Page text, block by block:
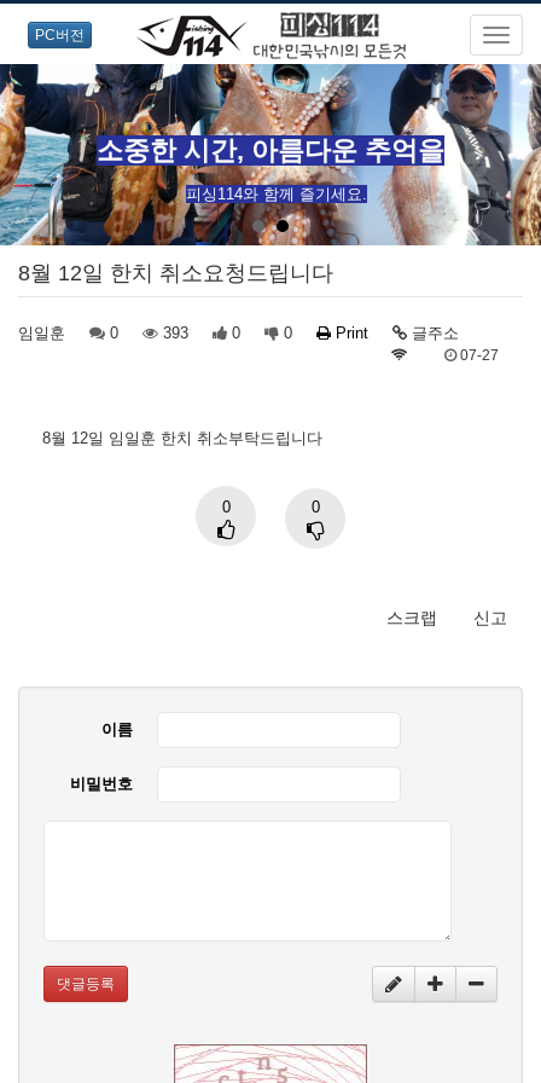
PC버전
소중한 시간, 아름다운 추억을
피싱114와 함께 즐기세요.
8월 12일 한치 취소요청드립니다
임일훈 0 393 0 0 Print 글주소
07-27
8월 12일 임일훈 한치 취소부탁드립니다
0 0
스크랩 신고
이름
비밀번호
댓글등록